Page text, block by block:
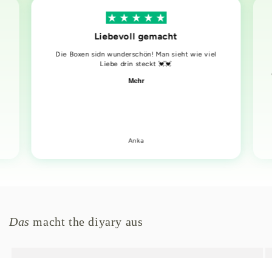
Liebevoll gemacht
Die Boxen sidn wunderschön! Man sieht wie viel
Liebe drin steckt 💓💓
Mehr
Anka
Das macht the diyary aus